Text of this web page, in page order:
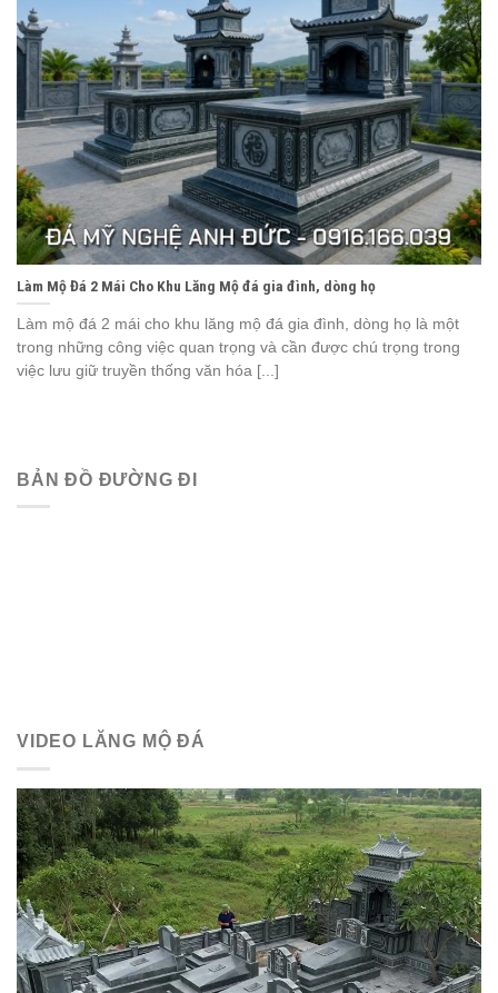
Làm Mộ Đá 2 Mái Cho Khu Lăng Mộ đá gia đình, dòng họ
Làm mộ đá 2 mái cho khu lăng mộ đá gia đình, dòng họ là một
trong những công việc quan trọng và cần được chú trọng trong
việc lưu giữ truyền thống văn hóa [...]
BẢN ĐỒ ĐƯỜNG ĐI
VIDEO LĂNG MỘ ĐÁ